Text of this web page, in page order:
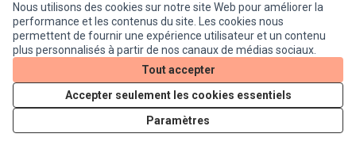
Nous utilisons des cookies sur notre site Web pour améliorer la
performance et les contenus du site. Les cookies nous
permettent de fournir une expérience utilisateur et un contenu
plus personnalisés à partir de nos canaux de médias sociaux.
Tout accepter
Accepter seulement les cookies essentiels
Paramètres
Conditions d'utilisation
Paramètres des cookies
Je participe ! sur X
(Lien externe)
Je participe ! sur Facebook
Je participe ! sur Instagram
Site réalisé grâce aulogiciel libre Decidim .
Licence
(Lien